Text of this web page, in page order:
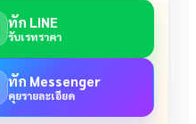
ทัก LINE
รับเรทราคา
ทัก Messenger
คุยรายละเอียด